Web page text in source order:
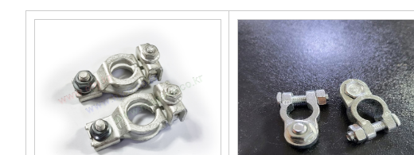
에어컨필터[모비스]
에어컨필터[ACDELCO]
에어컨필터[GM쉐보레]
에어컨필터[쌍용]
빽/파킹
클러치마
오페라실
로어암/어